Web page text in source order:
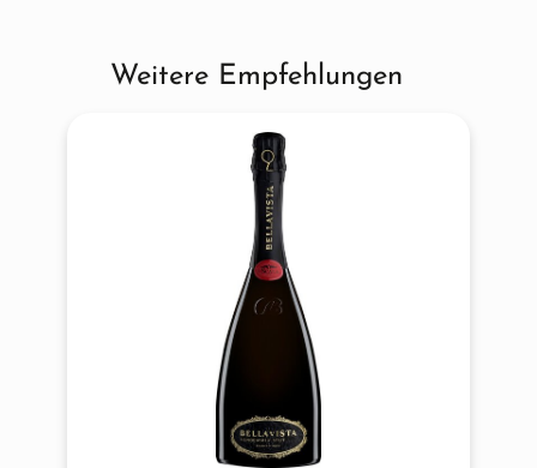
Produktgalerie überspringen
Weitere Empfehlungen